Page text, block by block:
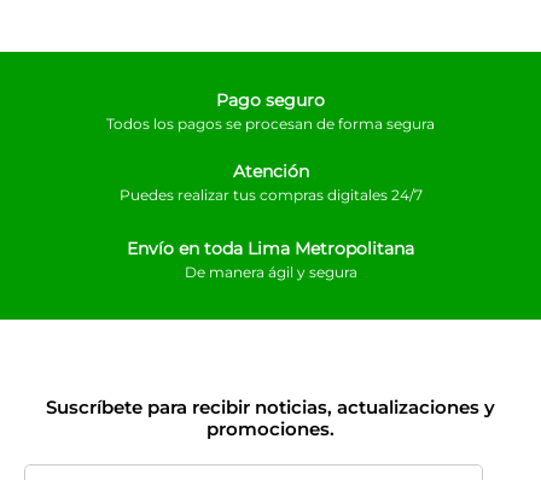
Pago seguro
Todos los pagos se procesan de forma segura
Atención
Puedes realizar tus compras digitales 24/7
Envío en toda Lima Metropolitana
De manera ágil y segura
Suscríbete para recibir noticias, actualizaciones y
promociones.